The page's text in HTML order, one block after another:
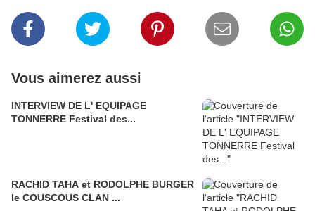
Vous aimerez aussi
INTERVIEW DE L' EQUIPAGE
TONNERRE Festival des...
RACHID TAHA et RODOLPHE BURGER
le COUSCOUS CLAN ...